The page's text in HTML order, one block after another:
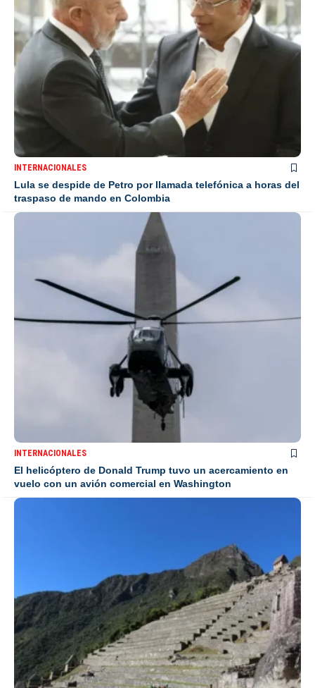
INTERNACIONALES
Lula se despide de Petro por llamada telefónica a horas del
traspaso de mando en Colombia
INTERNACIONALES
El helicóptero de Donald Trump tuvo un acercamiento en
vuelo con un avión comercial en Washington